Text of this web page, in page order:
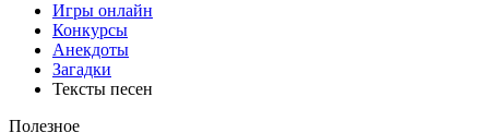
Игры онлайн
Конкурсы
Анекдоты
Загадки
Тексты песен
Полезное